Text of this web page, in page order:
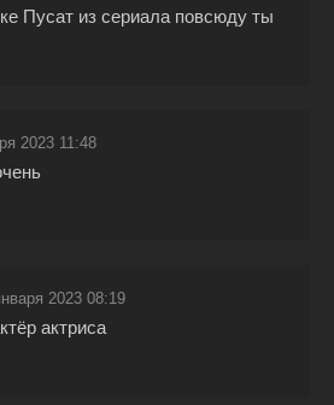
Пусат из сериала повсюду ты
2023 11:48
2023 08:19
актриса